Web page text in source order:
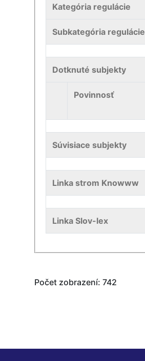
Kategória regulácie
Subkategória regulácie
Dotknuté subjekty
Povinnosť
Súvisiace subjekty
Linka strom Knowww
Linka Slov-lex
Počet zobrazení: 742